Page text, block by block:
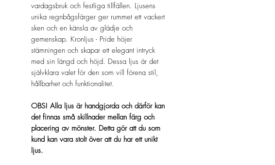
vardagsbruk och festliga tillfällen. Ljusens
unika regnbågsfärger ger rummet ett vackert
sken och en känsla av glädje och
gemenskap. Kronljus - Pride höjer
stämningen och skapar ett elegant intryck
med sin längd och höjd. Dessa ljus är det
självklara valet för den som vill förena stil,
hållbarhet och funktionalitet.
OBS! Alla ljus är handgjorda och därför kan
det finnas små skillnader mellan färg och
placering av mönster. Detta gör att du som
kund kan vara stolt över att du har ett unikt
ljus.